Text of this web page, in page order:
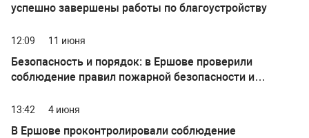
успешно завершены работы по благоустройству
12:09 11 июня
Безопасность и порядок: в Ершове проверили
соблюдение правил пожарной безопасности и
13:42 4 июня
В Ершове проконтролировали соблюдение